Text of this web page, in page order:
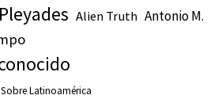
Alien Truth Antonio M.
Latinoamérica